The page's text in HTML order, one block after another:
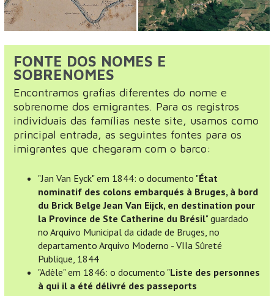
FONTE DOS NOMES E
SOBRENOMES
Encontramos grafias diferentes do nome e
sobrenome dos emigrantes. Para os registros
individuais das famílias neste site, usamos como
principal entrada, as seguintes fontes para os
imigrantes que chegaram com o barco:
"Jan Van Eyck" em 1844: o documento "État
nominatif des colons embarqués à Bruges, à bord
du Brick Belge Jean Van Eijck, en destination pour
la Province de Ste Catherine du Brésil" guardado
no Arquivo Municipal da cidade de Bruges, no
departamento Arquivo Moderno - VIIa Sûreté
Publique, 1844
"Adèle" em 1846: o documento "Liste des personnes
à qui il a été délivré des passeports